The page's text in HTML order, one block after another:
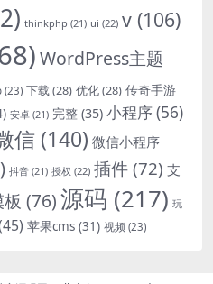
thinkphp (21) ui (22) v (106)
WordPress主题
(23) 下载(28) 优化(28) 传奇手游
安卓 (21) 完整 (35) 小程序(56)
信 (140) 微信小程序
抖音 (21) 授权 (22) 插件 (72) 支
(76)源码 (217) 玩
苹果cms (31) 视频 (23)